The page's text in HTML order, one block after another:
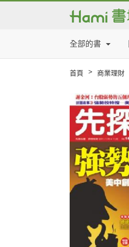
全部的書
首頁 > 商業理財